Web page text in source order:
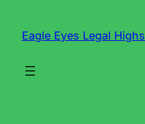
Inhalt
springen
Eagle Eyes Legal Highs